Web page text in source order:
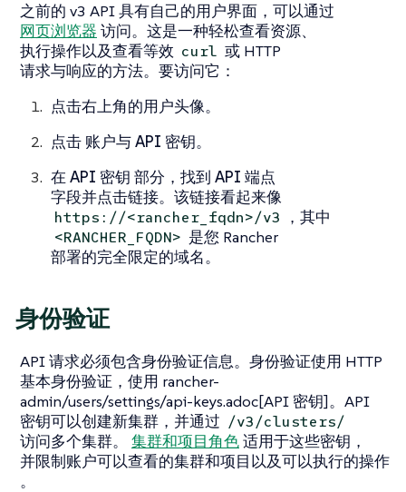
之前的 v3 API 具有自己的用户界面，可以通过
网页浏览器 访问。这是一种轻松查看资源、
执行操作以及查看等效 curl 或 HTTP
请求与响应的方法。要访问它：
点击右上角的用户头像。
点击 账户与 API 密钥。
在 API 密钥 部分，找到 API 端点
字段并点击链接。该链接看起来像
https://<rancher_fqdn>/v3 ，其中
<RANCHER_FQDN> 是您 Rancher
部署的完全限定的域名。
身份验证
API 请求必须包含身份验证信息。身份验证使用 HTTP
基本身份验证，使用 rancher-
admin/users/settings/api-keys.adoc[API 密钥]。API
密钥可以创建新集群，并通过 /v3/clusters/
访问多个集群。 集群和项目角色适用于这些密钥，
并限制账户可以查看的集群和项目以及可以执行的操作
。